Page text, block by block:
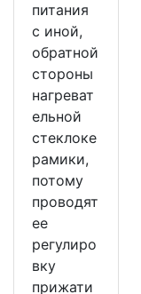
питания
с иной,
обратной
стороны
нагреват
ельной
стеклоке
рамики,
потому
проводят
ее
регулиро
вку
прижати